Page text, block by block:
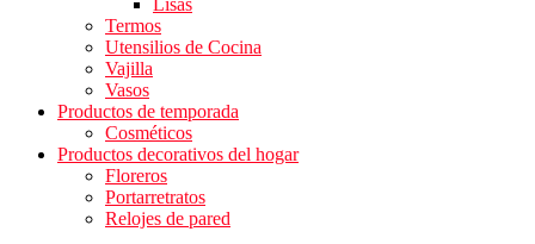
Lisas
Termos
Utensilios de Cocina
Vajilla
Vasos
Productos de temporada
Cosméticos
Productos decorativos del hogar
Floreros
Portarretratos
Relojes de pared